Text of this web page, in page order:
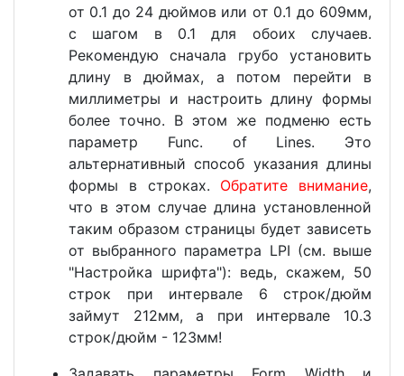
от 0.1 до 24 дюймов или от 0.1 до 609мм,
с шагом в 0.1 для обоих случаев.
Рекомендую сначала грубо установить
длину в дюймах, а потом перейти в
миллиметры и настроить длину формы
более точно. В этом же подменю есть
параметр Func. of Lines. Это
альтернативный способ указания длины
формы в строках. Обратите внимание,
что в этом случае длина установленной
таким образом страницы будет зависеть
от выбранного параметра LPI (см. выше
"Настройка шрифта"): ведь, скажем, 50
строк при интервале 6 строк/дюйм
займут 212мм, а при интервале 10.3
строк/дюйм - 123мм!